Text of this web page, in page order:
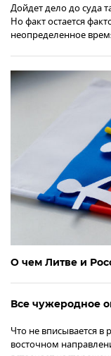
Дойдет дело до суда
Но факт остается
неопределенное
О чем Литве и
Все чужеродное
Что не вписывается в
восточном